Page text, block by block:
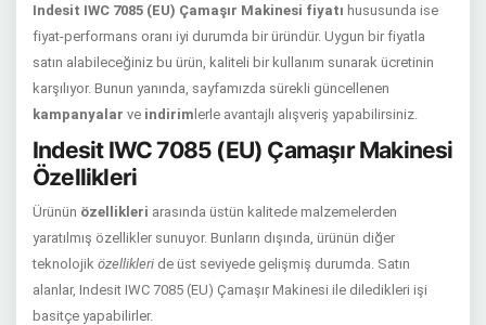
Indesit IWC 7085 (EU) Çamaşır Makinesi fiyatı hususunda ise
fiyat-performans oranı iyi durumda bir üründür. Uygun bir fiyatla
satın alabileceğiniz bu ürün, kaliteli bir kullanım sunarak ücretinin
karşılıyor. Bunun yanında, sayfamızda sürekli güncellenen
kampanyalar ve indirim lerle avantajlı alışveriş yapabilirsiniz.
Indesit IWC 7085 (EU) Çamaşır Makinesi
Özellikleri
Ürünün özellikleri arasında üstün kalitede malzemelerden
yaratılmış özellikler sunuyor. Bunların dışında, ürünün diğer
teknolojik özellikleri de üst seviyede gelişmiş durumda. Satın
alanlar, Indesit IWC 7085 (EU) Çamaşır Makinesi ile diledikleri işi
basitçe yapabilirler.